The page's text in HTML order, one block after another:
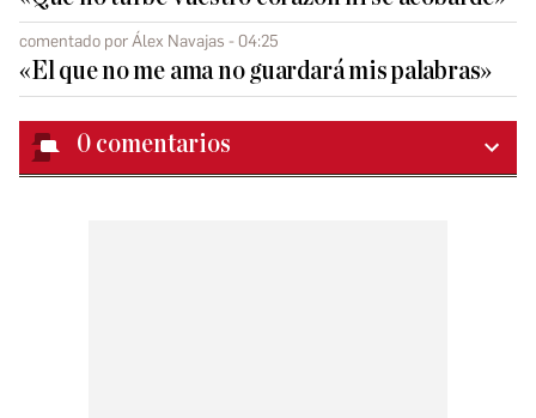
comentado por Álex Navajas - 04:25
«El que no me ama no guardará mis palabras»
0 comentarios